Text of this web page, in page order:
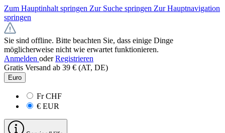
Zum Hauptinhalt springen Zur Suche springen Zur Hauptnavigation
springen
Sie sind offline. Bitte beachten Sie, dass einige Dinge
möglicherweise nicht wie erwartet funktionieren.
Anmelden oder Registrieren
Gratis Versand ab 39 € (AT, DE)
Euro
FrCHF
€ EUR